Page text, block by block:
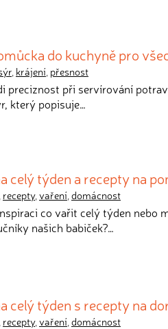
do kuchyně pro
, krájení, přesnost
preciznost při servírování
který popisuje…
celý týden a recepty na
, recepty,vaření,domácnost
co vařit celý týden nebo
našich babiček?…
celý týden s recepty na
, recepty,vaření,domácnost